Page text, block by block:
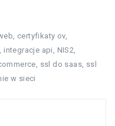
certyfikaty ov,
integracje api NIS2
ssl do saas ssl
w sieci